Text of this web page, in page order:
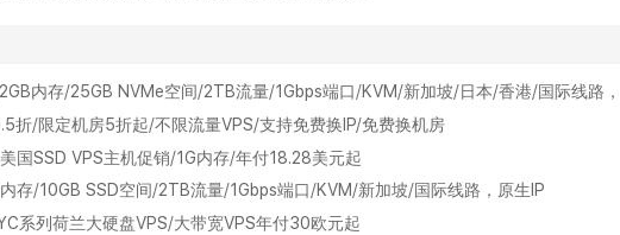
内存/25GB NVMe空间/2TB流量/1Gbps端口/KVM/新加坡/日本/香港/国际线路
折/限定机房5折起/不限流量VPS/支持免费换IP/免费换机房
国SSD VPS主机促销/1G内存/年付18.28美元起
存/10GB SSD空间/2TB流量/1Gbps端口/KVM/新加坡/国际线路，原生IP
系列荷兰大硬盘VPS/大带宽VPS年付30欧元起